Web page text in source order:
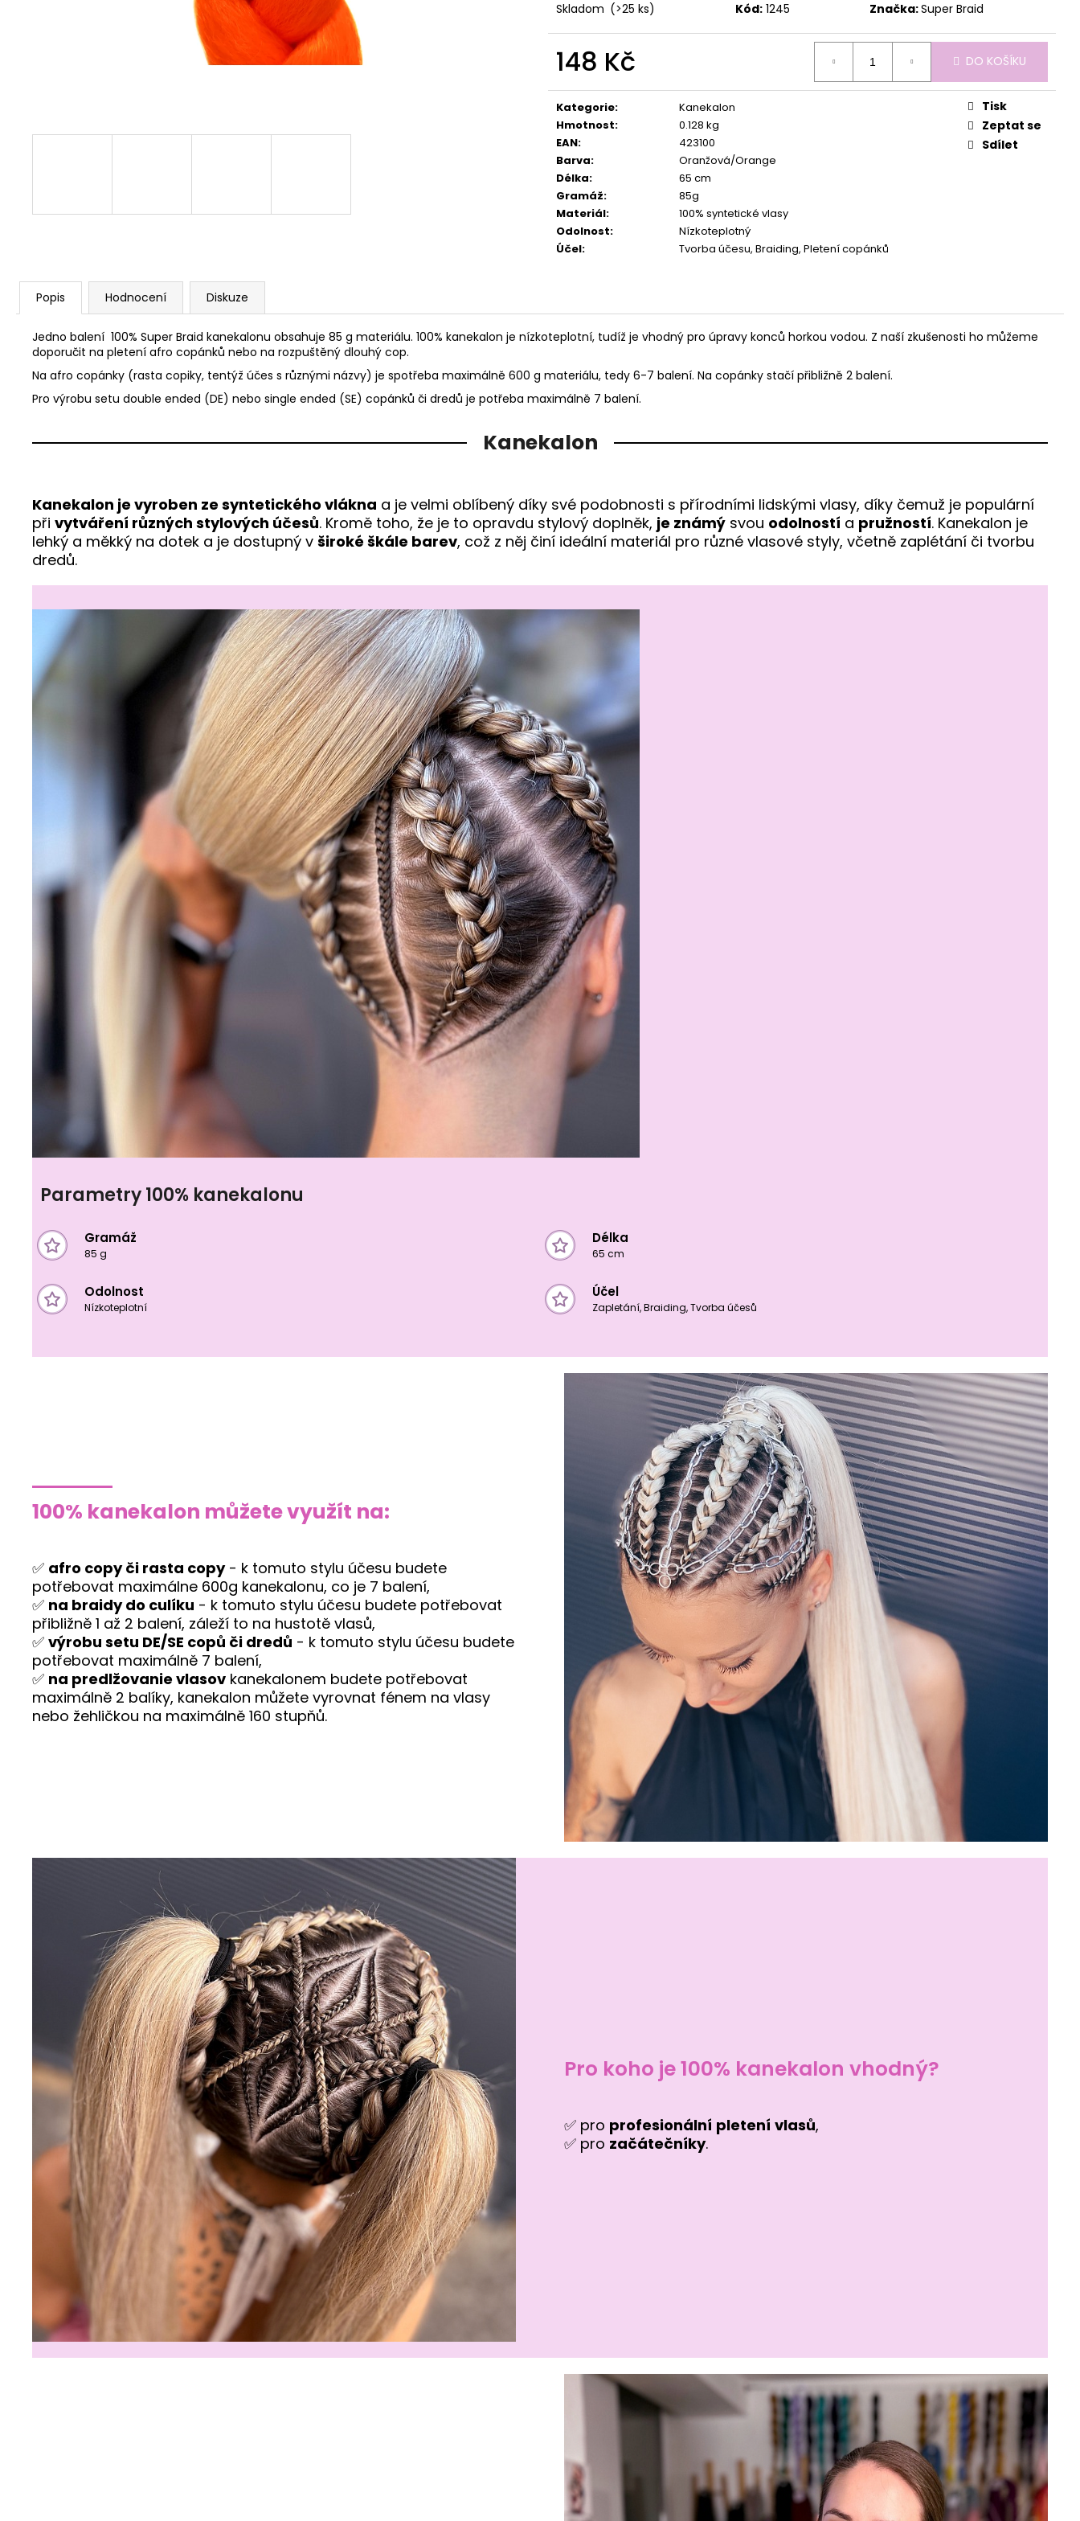
Skladom (>25 ks) Kód: 1245 Značka:Super Braid
148 Kč
cena:
DO KOŠÍKU
Kategorie:
Kanekalon
Hmotnost:
0.128 kg
EAN:
423100
Barva:
Oranžová/Orange
Délka:
65 cm
Gramáž:
85g
Materiál:
100% syntetické vlasy
Odolnost:
Nízkoteplotný
Účel: Tvorba účesu, Braiding, Pletení copánků
Tisk
Zeptat se
Sdílet
Popis Hodnocení Diskuze
Jedno balení 100% Super Braid kanekalonu obsahuje 85 g materiálu. 100% kanekalon je nízkoteplotní, tudíž je vhodný pro úpravy konců horkou vodou. Z naší zkušenosti ho můžeme
doporučit na pletení afro copánků nebo na rozpuštěný dlouhý cop.
Na afro copánky (rasta copiky, tentýž účes s různými názvy) je spotřeba maximálně 600 g materiálu, tedy 6-7 balení. Na copánky stačí přibližně 2 balení.
Pro výrobu setu double ended (DE) nebo single ended (SE) copánků či dredů je potřeba maximálně 7 balení.
Kanekalon
Kanekalon je vyroben ze syntetického vlákna a je velmi oblíbený díky své podobnosti s přírodními lidskými vlasy, díky čemuž je populární
při vytváření různých stylových účesů. Kromě toho, že je to opravdu stylový doplněk, je známý svou odolností a pružností. Kanekalon je
lehký a měkký na dotek a je dostupný v široké škále barev, což z něj činí ideální materiál pro různé vlasové styly, včetně zaplétání či tvorbu
dredů.
Parametry 100% kanekalonu
Gramáž
85 g
Délka
65 cm
Odolnost
Nízkoteplotní
Účel
Zapletání, Braiding, Tvorba účesů
100% kanekalon můžete využít na:
✅ afro copy či rasta copy- k tomuto stylu účesu budete
potřebovat maximálne 600g kanekalonu, co je 7 balení,
✅ na braidy do culíku - k tomuto stylu účesu budete potřebovat
přibližně 1 až 2 balení, záleží to na hustotě vlasů,
✅ výrobu setu DE/SE copů či dredů - k tomuto stylu účesu budete
potřebovat maximálně 7 balení,
✅ na predlžovanie vlasov kanekalonem budete potřebovat
maximálně 2 balíky, kanekalon můžete vyrovnat fénem na vlasy
nebo žehličkou na maximálně 160 stupňů.
Pro koho je 100% kanekalon vhodný?
✅ pro profesionální pletení vlasů,
✅ pro začátečníky.